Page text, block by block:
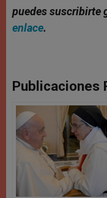
puedes suscribirte
enlace.
Publicaciones